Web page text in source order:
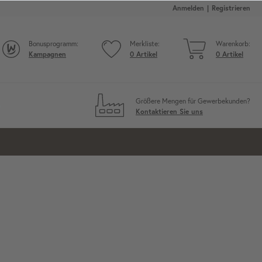
Anmelden Registrieren
Bonusprogramm:
Kampagnen
Merkliste:
0 Artikel
Warenkorb:
0 Artikel
Größere Mengen für Gewerbekunden?
Kontaktieren Sie uns